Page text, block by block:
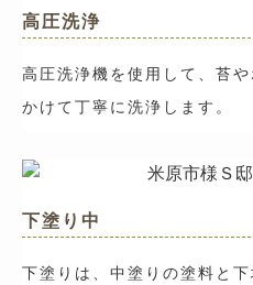
高圧洗浄
高圧洗浄機を使用して、苔
かけて丁寧に洗浄します。
下塗り中
下塗りは、中塗りの塗料と